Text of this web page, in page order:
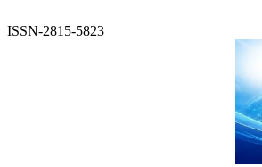
ISSN-2815-5823